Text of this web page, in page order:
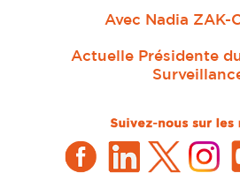
Avec Nadia ZAK-
Actuelle Présidente